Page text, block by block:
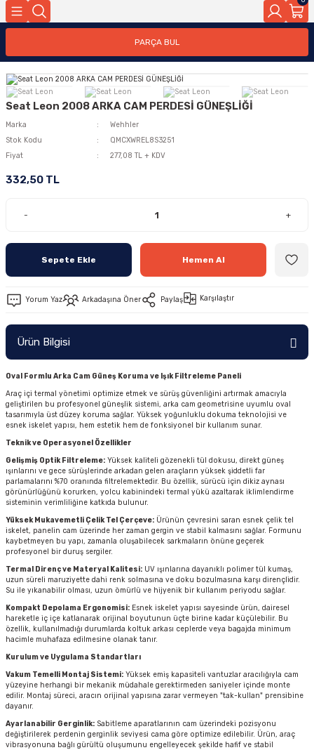
PARÇA BUL
Seat Leon 2008 ARKA CAM PERDESİ GÜNEŞLİĞİ
Marka
Wehhler
Stok Kodu
QMCXWREL8S3251
Fiyat
277,08 TL + KDV
332,50 TL
- +
Sepete Ekle Hemen Al
Yorum Yaz Arkadaşına Öner Paylaş Karşılaştır
Ürün Bilgisi
Oval Formlu Arka Cam Güneş Koruma ve Işık Filtreleme Paneli
Araç içi termal yönetimi optimize etmek ve sürüş güvenliğini artırmak amacıyla
geliştirilen bu profesyonel güneşlik sistemi, arka cam geometrisine uyumlu oval
tasarımıyla üst düzey koruma sağlar. Yüksek yoğunluklu dokuma teknolojisi ve
esnek iskelet yapısı, hem estetik hem de fonksiyonel bir kullanım sunar.
Teknik ve Operasyonel Özellikler
Gelişmiş Optik Filtreleme: Yüksek kaliteli gözenekli tül dokusu, direkt güneş
ışınlarını ve gece sürüşlerinde arkadan gelen araçların yüksek şiddetli far
parlamalarını %70 oranında filtrelemektedir. Bu özellik, sürücü için dikiz aynası
görünürlüğünü korurken, yolcu kabinindeki termal yükü azaltarak iklimlendirme
sisteminin verimliliğine katkıda bulunur.
Yüksek Mukavemetli Çelik Tel Çerçeve: Ürünün çevresini saran esnek çelik tel
iskelet, panelin cam üzerinde her zaman gergin ve stabil kalmasını sağlar. Formunu
kaybetmeyen bu yapı, zamanla oluşabilecek sarkmaların önüne geçerek
profesyonel bir duruş sergiler.
Termal Direnç ve Materyal Kalitesi: UV ışınlarına dayanıklı polimer tül kumaş,
uzun süreli maruziyette dahi renk solmasına ve doku bozulmasına karşı dirençlidir.
Su ile yıkanabilir olması, uzun ömürlü ve hijyenik bir kullanım periyodu sağlar.
Kompakt Depolama Ergonomisi: Esnek iskelet yapısı sayesinde ürün, dairesel
hareketle iç içe katlanarak orijinal boyutunun üçte birine kadar küçülebilir. Bu
özellik, kullanılmadığı durumlarda koltuk arkası ceplerde veya bagajda minimum
hacimle muhafaza edilmesine olanak tanır.
Kurulum ve Uygulama Standartları
Vakum Temelli Montaj Sistemi: Yüksek emiş kapasiteli vantuzlar aracılığıyla cam
yüzeyine herhangi bir mekanik müdahale gerektirmeden saniyeler içinde monte
edilir. Montaj süreci, aracın orijinal yapısına zarar vermeyen "tak-kullan" prensibine
dayanır.
Ayarlanabilir Gerginlik: Sabitleme aparatlarının cam üzerindeki pozisyonu
değiştirilerek perdenin gerginlik seviyesi cama göre optimize edilebilir. Ürün, araç
vibrasyonuna bağlı gürültü oluşumunu engelleyecek şekilde hafif ve stabil